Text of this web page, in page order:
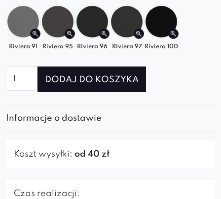
Riviera 91 Riviera 95 Riviera 96 Riviera 97 Riviera 100
Krzesło
DODAJ DO KOSZYKA
Informacje o dostawie
Koszt wysyłki: od 40 zł
Czas realizacji: